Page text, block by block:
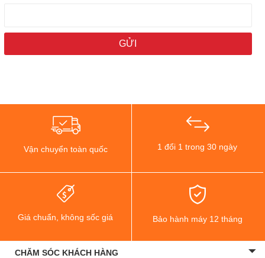
công nghệ lau xoay DuoScrub tạo áp lực mạnh xuống sàn, loại bỏ
hoàn toàn các vết bẩn cứng đầu một cách nhanh chóng.
từ robot lên túi rác 3,2L. Cuối cùng, hệ thống sấy khí nóng sẽ làm
khô giẻ lau hoàn toàn.
Vận chuyển toàn quốc 1 đổi 1 trong 30 ngày
Giá chuẩn, không sốc giá Bảo hành máy 12 tháng
CHĂM SÓC KHÁCH HÀNG